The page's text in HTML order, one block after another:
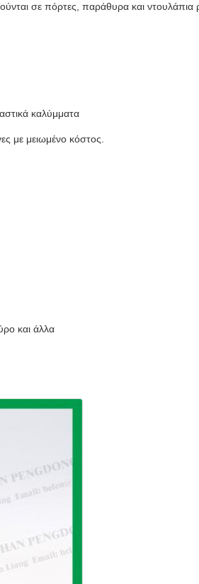
σε πόρτες, παράθυρα και
καλύμματα
με μειωμένο κόστος.
και άλλα